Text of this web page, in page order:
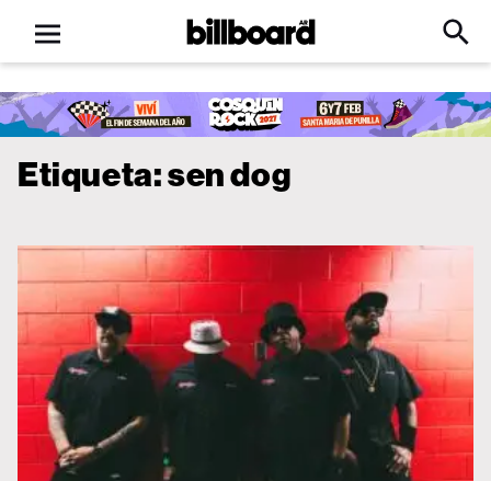
Open
menu
Billboard
Click
Input
Etiqueta:sen dog